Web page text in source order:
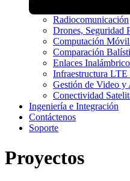
Radiocomunicación
Drones, Seguridad
Computación Móvil
Comparación
Enlaces
Infraestructura LTE
Gestión de Video y
Conectividad
Ingeniería e Integración
Contáctenos
Soporte
Proyectos